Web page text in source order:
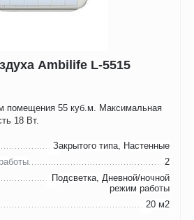
Ambilife L-5515
помещения 55 куб.м. Максимальная
18 Вт.
Закрытого типа, Настенные
2
Подсветка, Дневной/ночной
режим работы
20 м2